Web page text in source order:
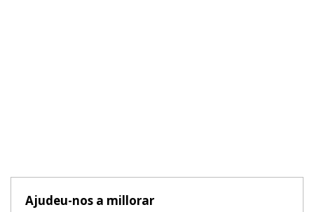
Ajudeu-nos a millorar